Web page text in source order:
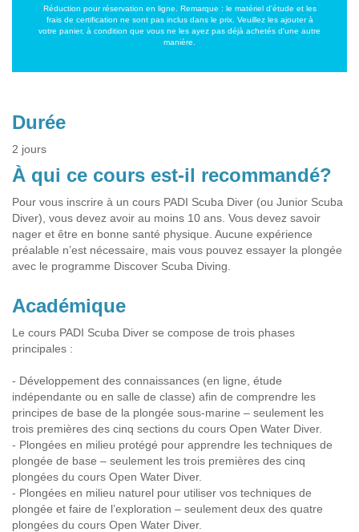
Réduction pour réservation en ligne. Remarque : le matériel d'étude et les
frais de certification ne sont pas inclus dans le prix. Veuillez les ajouter à
votre panier, à condition que vous ne les ayez pas déjà achetés d'une autre
manière.
Durée
2 jours
À qui ce cours est-il recommandé?
Pour vous inscrire à un cours PADI Scuba Diver (ou Junior Scuba
Diver), vous devez avoir au moins 10 ans. Vous devez savoir
nager et être en bonne santé physique. Aucune expérience
préalable n’est nécessaire, mais vous pouvez essayer la plongée
avec le programme Discover Scuba Diving.
Académique
Le cours PADI Scuba Diver se compose de trois phases
principales :
- Développement des connaissances (en ligne, étude
indépendante ou en salle de classe) afin de comprendre les
principes de base de la plongée sous-marine – seulement les
trois premières des cinq sections du cours Open Water Diver.
- Plongées en milieu protégé pour apprendre les techniques de
plongée de base – seulement les trois premières des cinq
plongées du cours Open Water Diver.
- Plongées en milieu naturel pour utiliser vos techniques de
plongée et faire de l’exploration – seulement deux des quatre
plongées du cours Open Water Diver.